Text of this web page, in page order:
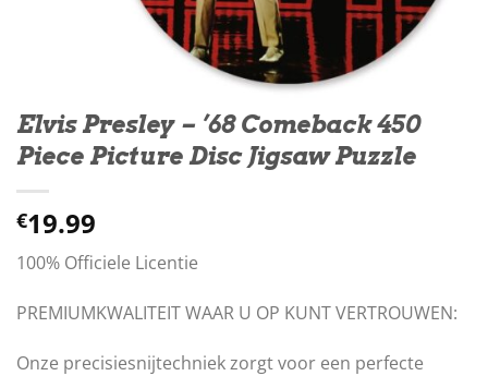
Elvis Presley – ’68 Comeback 450
Piece Picture Disc Jigsaw Puzzle
€19.99
100% Officiele Licentie
PREMIUMKWALITEIT WAAR U OP KUNT VERTROUWEN:
Onze precisiesnijtechniek zorgt voor een perfecte